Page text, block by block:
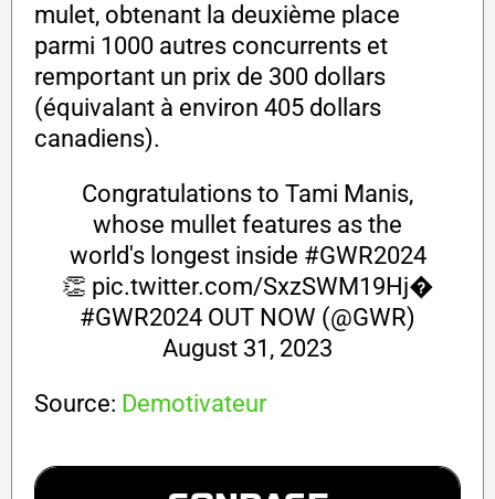
mulet, obtenant la deuxième place
parmi 1000 autres concurrents et
remportant un prix de 300 dollars
(équivalant à environ 405 dollars
canadiens).
Congratulations to Tami Manis,
whose mullet features as the
world's longest inside #GWR2024
👏 pic.twitter.com/SxzSWM19Hj�
#GWR2024 OUT NOW (@GWR)
August 31, 2023
Source: Demotivateur